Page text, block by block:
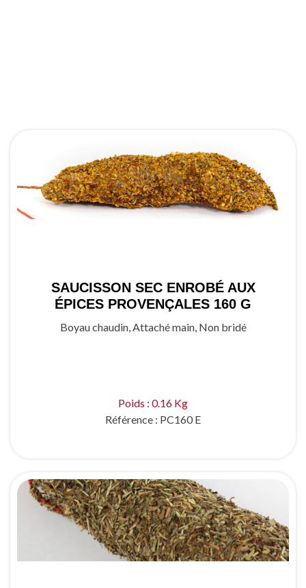
SAUCISSON SEC ENROBÉ AUX
ÉPICES PROVENÇALES 160 G
Boyau chaudin, Attaché main, Non bridé
Poids : 0.16 Kg
Référence : PC160 E